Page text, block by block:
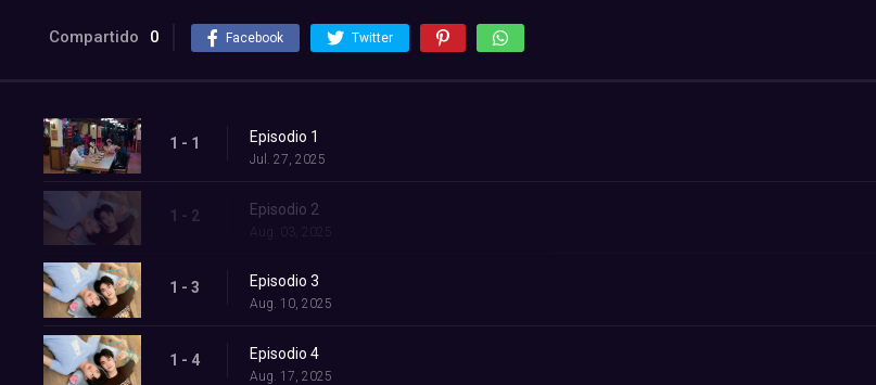
Compartido 0 Facebook Twitter
1 - 1 Episodio 1
Jul. 27, 2025
1 - 2 Episodio 2
Aug. 03, 2025
1 - 3 Episodio 3
Aug. 10, 2025
1 - 4 Episodio 4
Aug. 17, 2025